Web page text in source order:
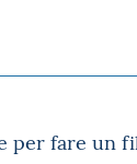
per fare un